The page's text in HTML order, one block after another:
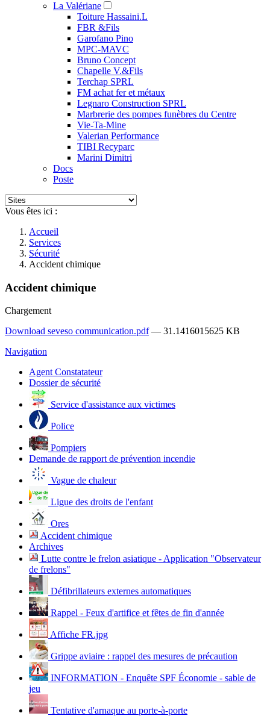
La Valériane
Toiture Hassaini.L
FBR &Fils
Garofano Pino
MPC-MAVC
Bruno Concept
Chapelle V.&Fils
Terchap SPRL
FM achat fer et métaux
Legnaro Construction SPRL
Marbrerie des pompes funèbres du Centre
Vie-Ta-Mine
Valerian Performance
TIBI Recyparc
Marini Dimitri
Docs
Poste
Vous êtes ici :
Accueil
Services
Sécurité
Accident chimique
Accident chimique
Chargement
Download seveso communication.pdf — 31.1416015625 KB
Navigation
Agent Constatateur
Dossier de sécurité
Service d'assistance aux victimes
Police
Pompiers
Demande de rapport de prévention incendie
Vague de chaleur
Ligue des droits de l'enfant
Ores
Accident chimique
Archives
Lutte contre le frelon asiatique - Application "Observateur
de frelons"
Défibrillateurs externes automatiques
Rappel - Feux d'artifice et fêtes de fin d'année
Affiche FR.jpg
Grippe aviaire : rappel des mesures de précaution
INFORMATION - Enquête SPF Économie - sable de
jeu
Tentative d'arnaque au porte-à-porte